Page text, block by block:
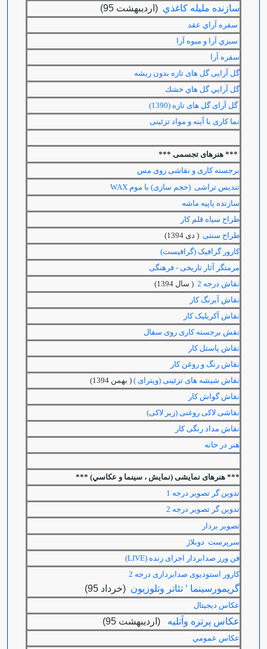
سازنده مليله كاغذي (ارديبهشت 95)
سفره آراي عقد
سبزي آرا و ميوه آرا
سفره آرا
گل آرایی گل های تازه بدون ریشه
گل آرايي گل هاي خشك
گل آرای گل های تازه (1390)
نما کاری با آینه و مواد تزئینی
*** هنرهای تجسمی ***
برجسته کاری و نقاشی روی مس
تندیس تراشی (حجم سازی) با موم WAX
سازنده پاپيه ماشه
طراح سیاه قلم کار
طراح سنتی ( دی 1394)
کارور گرافیک (گرافیست)
مرمتگر آثار تاریخی - فرهنگی
نقاش درجه 2
( سال 1394)
نقاش آبرنگ کار
نقاش آکریلیک کار
نقش برجسته کاری روی سفال
نقاش پاستل کار
نقاش رنگ و روغن کار
نقاش شیشه های تزئینی (ویترای ) ( بهمن 1394)
نقاش گواش کار
نقاشی لاکی روغنی (زیر لاکی)
نقاش مداد رنگی کار
هنر در خانه
*** هنرهای نمایشی (نمایش ، سینما و عکاسي) ***
تدوین گر تصویر درجه 1
تدوین گر تصویر درجه 2
تصویر بردار
سرپرست دوبلاژ
فن ورز صدابردار اجرای زنده (LIVE)
کارور استودیوی صدابرداری درجه 2
گريمورسينما ‘ تئاتر وتلوزيون (خرداد 95)
عکاس دیجیتال
عكاس پرتره وآتليه (ارديبهشت 95)
عكاس عمومي